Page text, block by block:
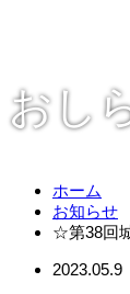
おし
ホーム
お知らせ
☆第38回
2023.05.9